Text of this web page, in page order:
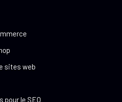
sites web
le SEO